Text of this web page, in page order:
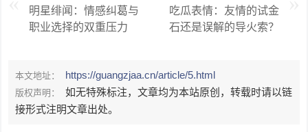
明星绯闻：情感纠葛与
职业选择的双重压力
吃瓜表情：友情的试金
石还是误解的导火索？
本文地址： https://guangzjaa.cn/article/5.html
版权声明：
如无特殊标注，文章均为本站原创，转载时请以链
接形式注明文章出处。